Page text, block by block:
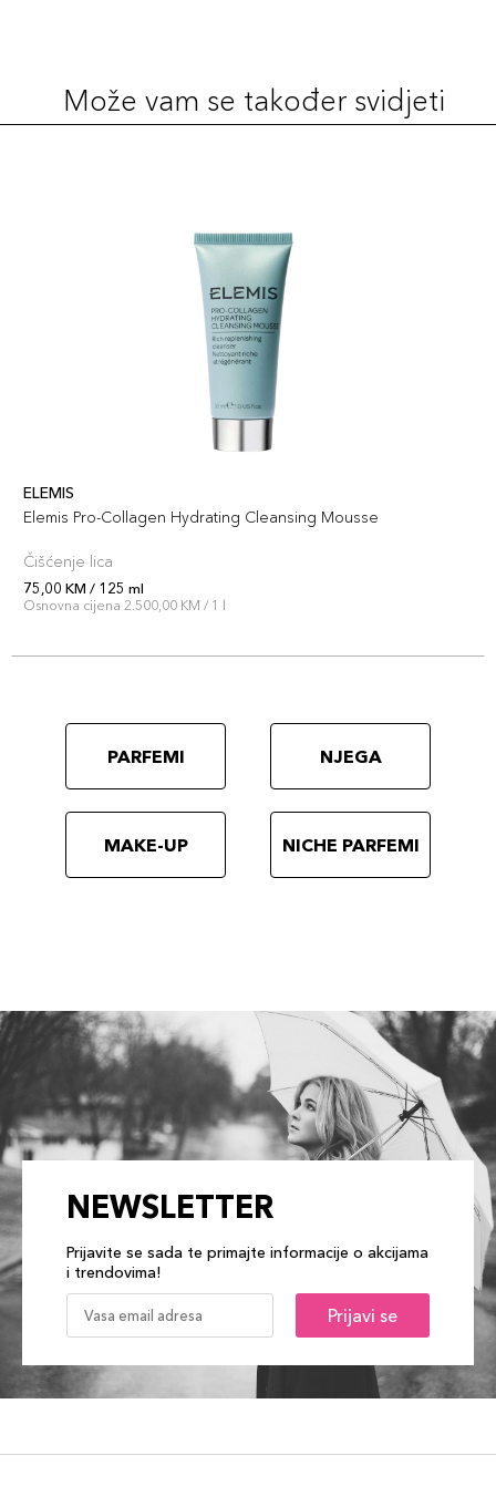
Može vam se također svidjeti
ELEMIS
Elemis Pro-Collagen Hydrating Cleansing Mousse
Čišćenje lica
75,00 KM / 125 ml
Osnovna cijena 2.500,00 KM / 1 l
PARFEMI NJEGA
MAKE-UP NICHE PARFEMI
NEWSLETTER
Prijavite se sada te primajte informacije o akcijama
i trendovima!
Prijavi se